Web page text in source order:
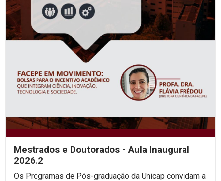
Mestrados e Doutorados - Aula Inaugural
2026.2
Os Programas de Pós-graduação da Unicap convidam a